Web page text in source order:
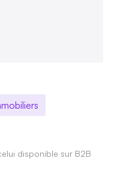
disponible sur B2B